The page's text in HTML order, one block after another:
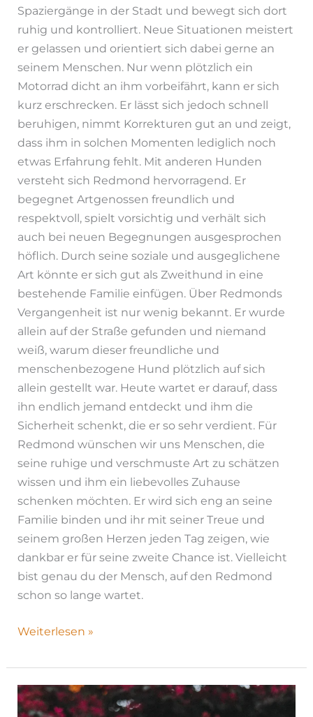
Spaziergänge in der Stadt und bewegt sich dort
ruhig und kontrolliert. Neue Situationen meistert
er gelassen und orientiert sich dabei gerne an
seinem Menschen. Nur wenn plötzlich ein
Motorrad dicht an ihm vorbeifährt, kann er sich
kurz erschrecken. Er lässt sich jedoch schnell
beruhigen, nimmt Korrekturen gut an und zeigt,
dass ihm in solchen Momenten lediglich noch
etwas Erfahrung fehlt. Mit anderen Hunden
versteht sich Redmond hervorragend. Er
begegnet Artgenossen freundlich und
respektvoll, spielt vorsichtig und verhält sich
auch bei neuen Begegnungen ausgesprochen
höflich. Durch seine soziale und ausgeglichene
Art könnte er sich gut als Zweithund in eine
bestehende Familie einfügen. Über Redmonds
Vergangenheit ist nur wenig bekannt. Er wurde
allein auf der Straße gefunden und niemand
weiß, warum dieser freundliche und
menschenbezogene Hund plötzlich auf sich
allein gestellt war. Heute wartet er darauf, dass
ihn endlich jemand entdeckt und ihm die
Sicherheit schenkt, die er so sehr verdient. Für
Redmond wünschen wir uns Menschen, die
seine ruhige und verschmuste Art zu schätzen
wissen und ihm ein liebevolles Zuhause
schenken möchten. Er wird sich eng an seine
Familie binden und ihr mit seiner Treue und
seinem großen Herzen jeden Tag zeigen, wie
dankbar er für seine zweite Chance ist. Vielleicht
bist genau du der Mensch, auf den Redmond
schon so lange wartet.
Weiterlesen »
Joy|
H26-